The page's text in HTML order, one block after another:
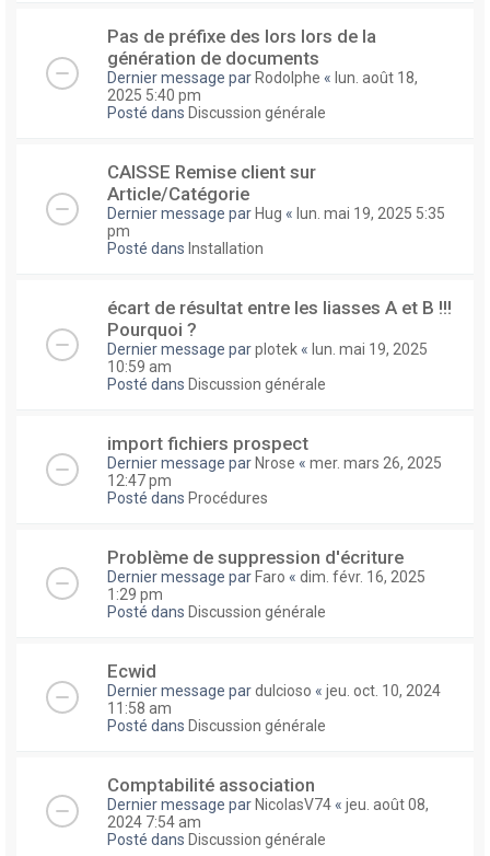
Pas de préfixe des lors lors de la
génération de documents
Dernier message par Rodolphe « lun. août 18,
2025 5:40 pm
Posté dans Discussion générale
CAISSE Remise client sur
Article/Catégorie
Dernier message par Hug « lun. mai 19, 2025 5:35
pm
Posté dans Installation
écart de résultat entre les liasses A et B !!!
Pourquoi ?
Dernier message parplotek « lun. mai 19, 2025
10:59 am
Posté dans Discussion générale
import fichiers prospect
Dernier message par Nrose « mer. mars 26, 2025
12:47 pm
Posté dans Procédures
Problème de suppression d'écriture
Dernier message par Faro « dim. févr. 16, 2025
1:29 pm
Posté dans Discussion générale
Ecwid
Dernier message pardulcioso « jeu. oct. 10, 2024
11:58 am
Posté dans Discussion générale
Comptabilité association
Dernier message par NicolasV74 « jeu. août 08,
2024 7:54 am
Posté dans Discussion générale